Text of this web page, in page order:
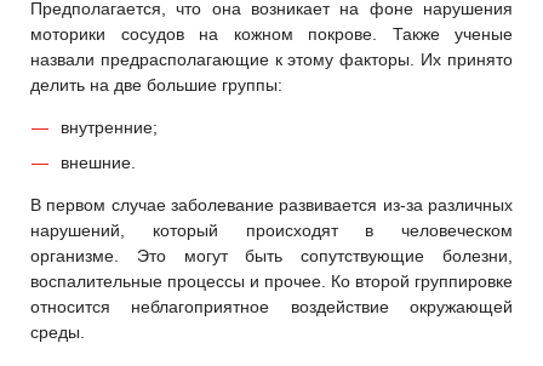
Предполагается, что она возникает на фоне нарушения
моторики сосудов на кожном покрове. Также ученые
назвали предрасполагающие к этому факторы. Их принято
делить на две большие группы:
внутренние;
внешние.
В первом случае заболевание развивается из-за различных
нарушений, который происходят в человеческом
организме. Это могут быть сопутствующие болезни,
воспалительные процессы и прочее. Ко второй группировке
относится неблагоприятное воздействие окружающей
среды.